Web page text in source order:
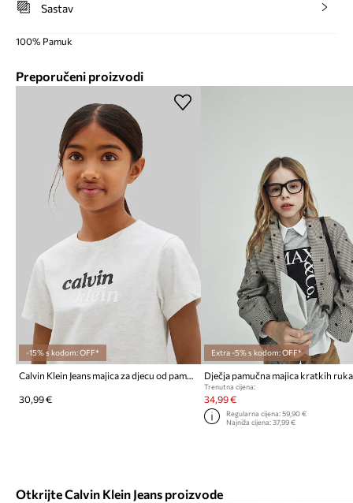
Sastav
100% Pamuk
Preporučeni proizvodi
-15% s kodom: OFF*
Calvin Klein Jeans majica za djecu od pamuka
30,99 €
Extra -5% s kodom: OFF*
Trenutna cijena:
34,99 €
Regularna cijena: 59,90 €
Najniža cijena: 37,99 €
Otkrijte Calvin Klein Jeans proizvode